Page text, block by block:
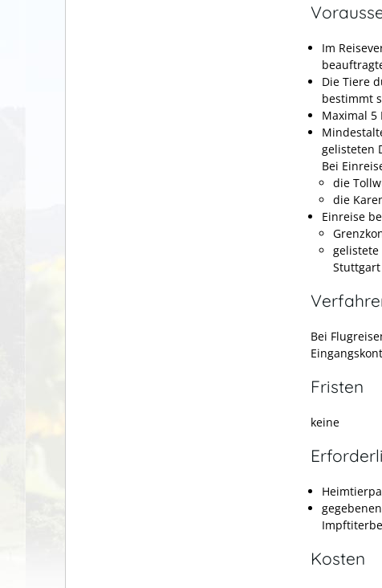
Im
Die Tiere
bestimmt
Maximal 5
gelisteten
Bei
die
die
Einreise
gelistete
Bei
Fristen
keine
Kosten